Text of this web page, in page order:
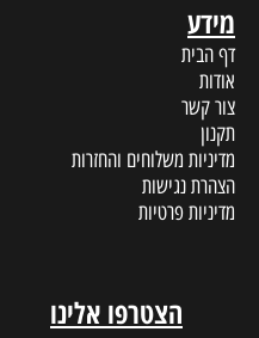
מידע
דף הבית
אודות
צור קשר
תקנון
מדיניות משלוחים והחזרות
הצהרת נגישות
מדיניות פרטיות
הצטרפו אלינו